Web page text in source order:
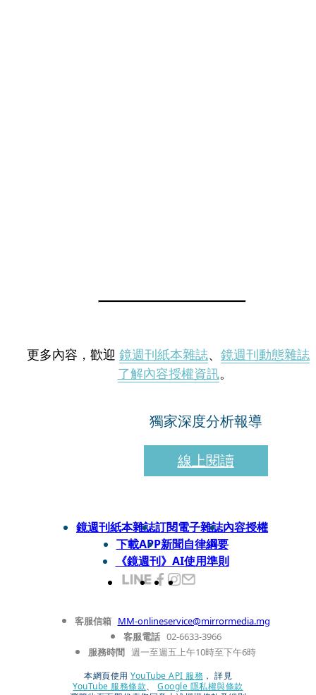
更多內容，歡迎 鏡週刊紙本雜誌、 鏡週刊動態雜誌
了解內容授權資訊。
獨家深度分析報導
線上閱讀
鏡週刊紙本雜誌訂閱電子雜誌內容授權
下載APP新聞自律綱要
《鏡週刊》AI使用準則
客服信箱 MM-onlineservice@mirrormedia.mg
客服電話 02-6633-3966
服務時間 週一至週五上午10時至下午6時
本網頁使用 YouTube API 服務 ， 詳見
YouTube 服務條款、
Google 隱私權與條款